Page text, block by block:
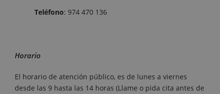
Teléfono: 974 470 136
Horario
El horario de atención público, es de lunes a viernes
desde las 9 hasta las 14 horas (Llame o pida cita antes de